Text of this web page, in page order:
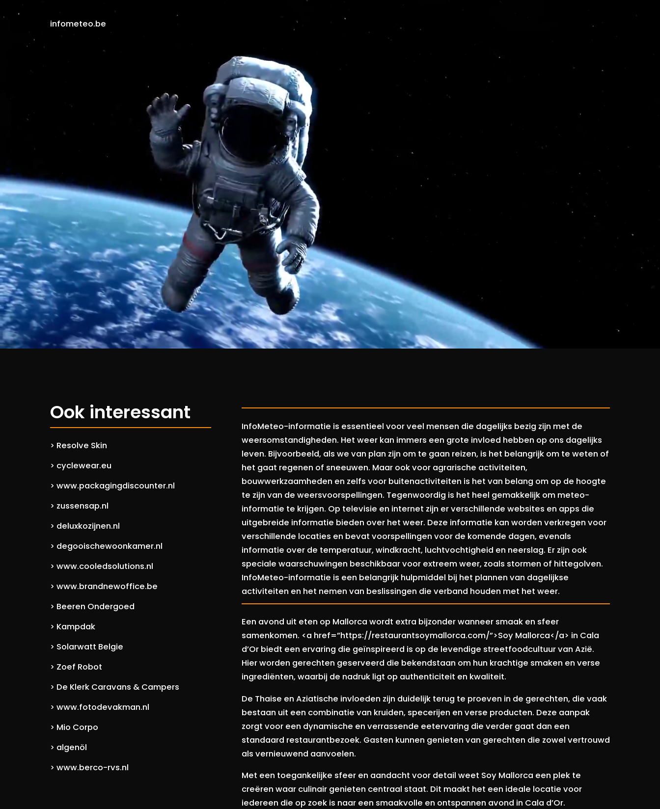
infometeo.be
InfoMeteo-informatie is essentieel voor veel mensen die dagelijks bezig zijn met de
weersomstandigheden. Het weer kan immers een grote invloed hebben op ons dagelijks
leven. Bijvoorbeeld, als we van plan zijn om te gaan reizen, is het belangrijk om te weten of
het gaat regenen of sneeuwen. Maar ook voor agrarische activiteiten,
bouwwerkzaamheden en zelfs voor buitenactiviteiten is het van belang om op de hoogte
te zijn van de weersvoorspellingen. Tegenwoordig is het heel gemakkelijk om meteo-
informatie te krijgen. Op televisie en internet zijn er verschillende websites en apps die
uitgebreide informatie bieden over het weer. Deze informatie kan worden verkregen voor
verschillende locaties en bevat voorspellingen voor de komende dagen, evenals
informatie over de temperatuur, windkracht, luchtvochtigheid en neerslag. Er zijn ook
speciale waarschuwingen beschikbaar voor extreem weer, zoals stormen of hittegolven.
InfoMeteo-informatie is een belangrijk hulpmiddel bij het plannen van dagelijkse
activiteiten en het nemen van beslissingen die verband houden met het weer.
Een avond uit eten op Mallorca wordt extra bijzonder wanneer smaak en sfeer
samenkomen. <a href=”https://restaurantsoymallorca.com/”>Soy Mallorca</a> in Cala
d’Or biedt een ervaring die geïnspireerd is op de levendige streetfoodcultuur van Azië.
Hier worden gerechten geserveerd die bekendstaan om hun krachtige smaken en verse
ingrediënten, waarbij de nadruk ligt op authenticiteit en kwaliteit.
De Thaise en Aziatische invloeden zijn duidelijk terug te proeven in de gerechten, die vaak
bestaan uit een combinatie van kruiden, specerijen en verse producten. Deze aanpak
zorgt voor een dynamische en verrassende eetervaring die verder gaat dan een
standaard restaurantbezoek. Gasten kunnen genieten van gerechten die zowel vertrouwd
als vernieuwend aanvoelen.
Met een toegankelijke sfeer en aandacht voor detail weet Soy Mallorca een plek te
creëren waar culinair genieten centraal staat. Dit maakt het een ideale locatie voor
iedereen die op zoek is naar een smaakvolle en ontspannen avond in Cala d’Or.
Ook interessant
> Resolve Skin
> cyclewear.eu
> www.packagingdiscounter.nl
> zussensap.nl
> deluxkozijnen.nl
> degooischewoonkamer.nl
> www.cooledsolutions.nl
> www.brandnewoffice.be
> Beeren Ondergoed
> Kampdak
> Solarwatt Belgie
> Zoef Robot
> De Klerk Caravans & Campers
> www.fotodevakman.nl
> Mio Corpo
> algenöl
> www.berco-rvs.nl